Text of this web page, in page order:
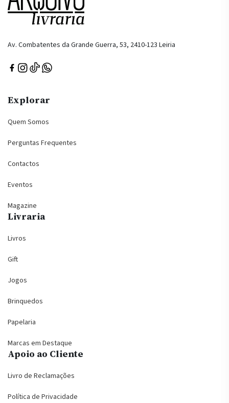
Av. Combatentes da Grande Guerra, 53, 2410-123 Leiria
Explorar
Quem Somos
Perguntas Frequentes
Contactos
Eventos
Magazine
Livraria
Livros
Gift
Jogos
Brinquedos
Papelaria
Marcas em Destaque
Apoio ao Cliente
Livro de Reclamações
Política de Privacidade